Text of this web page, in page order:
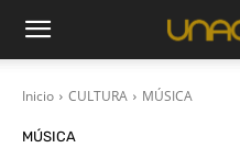
Inicio CULTURA MÚSICA
MÚSICA